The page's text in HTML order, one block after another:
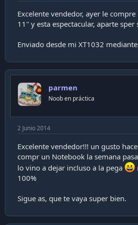
Excelente vendedor, ayer le
11'' y esta espectacular, aparte sper
Enviado desde mi XT1032
parmen
Noob en práctica
2 Junio 2014
Excelente vendedor!!! un gusto
compr un Notebook la semana
lo vino a dejar incluso a la pega
100%
Sigue as, que te vaya super bien.